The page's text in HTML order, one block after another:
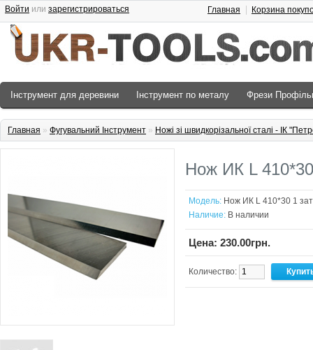
Войти или зарегистрироваться Главная Корзина
Інструмент для деревини Інструмент по металу Фрези
Главная » Фугувальний Інструмент » Ножі зі швидкорізальної сталі - ІК
Нож ИК L
Модель: Нож ИК L 410*30 1
Наличие: В наличии
Цена: 230.00грн.
Количество: